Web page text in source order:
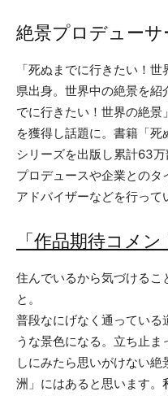
絶景プロデュー
「死ぬまでに行きたい！
県出身。世界中の絶景を
でに行きたい！世界の絶景
を獲得し話題に。書籍「死
シリーズを出版し累計63
プロデュースや企業との
アドバイザーなどを行って
「作品期待コメン
住んでいるから気づけるこ
と。
普段なにげなく通っている
うな景色になる。立ち止
しにみたら思いがけない
洲」にはあると思います